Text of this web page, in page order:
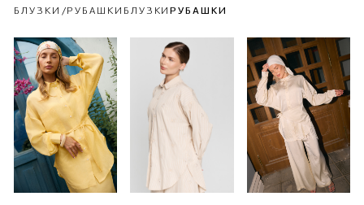
БЛУЗКИ/РУБАШКИ БЛУЗКИ РУБАШКИ